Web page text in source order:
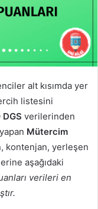
alt kısımda yer
listesini
DGS verilerinden
Mütercim
kontenjan, yerleşen
aşağıdaki
verileri en